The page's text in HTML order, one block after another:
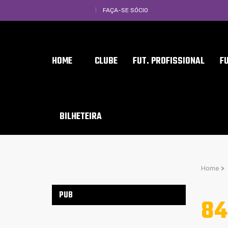
FAÇA-SE SÓCIO
HOME CLUBE FUT. PROFISSIONAL
BILHETEIRA
Home >
PUB